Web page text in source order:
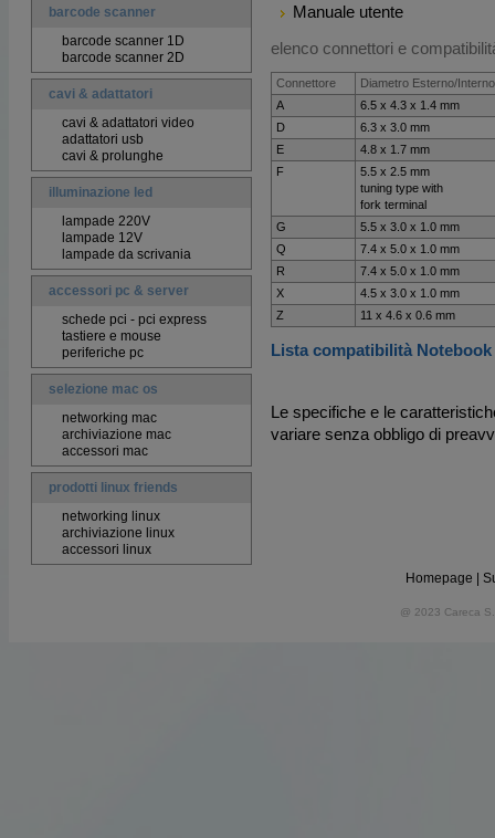
barcode scanner
barcode scanner 1D
barcode scanner 2D
cavi & adattatori
cavi & adattatori video
adattatori usb
cavi & prolunghe
illuminazione led
lampade 220V
lampade 12V
lampade da scrivania
accessori pc & server
schede pci - pci express
tastiere e mouse
periferiche pc
selezione mac os
networking mac
archiviazione mac
accessori mac
prodotti linux friends
networking linux
archiviazione linux
accessori linux
Manuale utente
elenco connettori e
Connettore
Diametro Esterno/Interno
A
6.5 x 4.3 x 1.4 mm
D
6.3 x 3.0 mm
E
4.8 x 1.7 mm
F
5.5 x 2.5 mm
tuning type with
fork terminal
G
5.5 x 3.0 x 1.0 mm
Q
7.4 x 5.0 x 1.0 mm
R
7.4 x 5.0 x 1.0 mm
X
4.5 x 3.0 x 1.0 mm
Z
11 x 4.6 x 0.6 mm
Lista compatibilità Notebook
Le specifiche e le
variare senza obbligo di
Homepage
@ 2023 Careca